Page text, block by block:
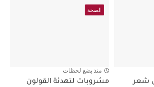
شعر
الصحة
منذ بضع لحظات
مشروبات لتهدئة القولون